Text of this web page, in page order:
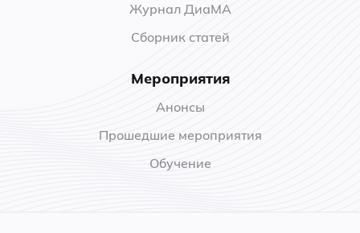
Журнал ДиаМА
Сборник статей
Мероприятия
Анонсы
Прошедшие мероприятия
Обучение